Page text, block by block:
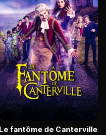
Le fantôme de Canterville